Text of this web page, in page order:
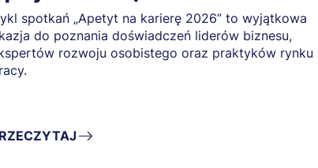
spotkań „Apetyt na karierę 2026” to wyjątkowa
do poznania doświadczeń liderów biznesu,
rozwoju osobistego oraz praktyków rynku